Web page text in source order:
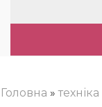
Головна »техніка